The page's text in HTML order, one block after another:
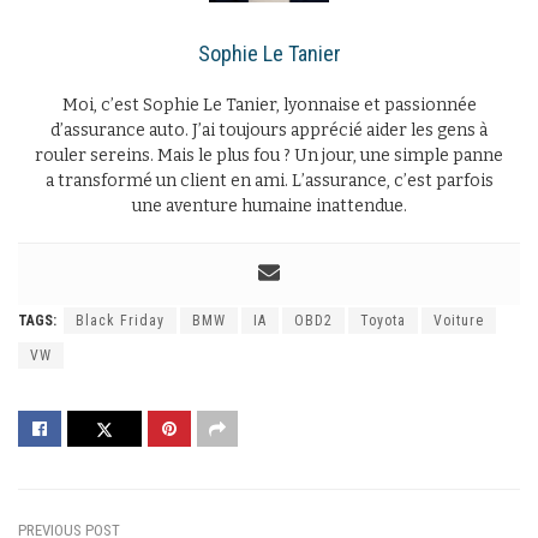
Sophie Le Tanier
Moi, c’est Sophie Le Tanier, lyonnaise et passionnée
d’assurance auto. J’ai toujours apprécié aider les gens à
rouler sereins. Mais le plus fou ? Un jour, une simple panne
a transformé un client en ami. L’assurance, c’est parfois
une aventure humaine inattendue.
TAGS: Black Friday BMW IA OBD2 Toyota Voiture
VW
PREVIOUS POST